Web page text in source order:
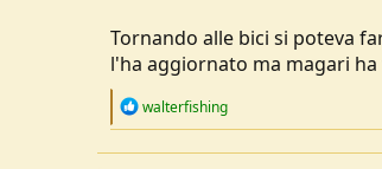
Tornando alle bici si poteva
l'ha aggiornato ma magari
R
walterfishing